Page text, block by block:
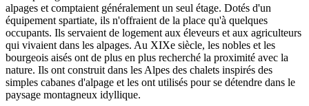
alpages et comptaient généralement un seul étage. Dotés d'un
équipement spartiate, ils n'offraient de la place qu'à quelques
occupants. Ils servaient de logement aux éleveurs et aux agriculteurs
qui vivaient dans les alpages. Au XIXe siècle, les nobles et les
bourgeois aisés ont de plus en plus recherché la proximité avec la
nature. Ils ont construit dans les Alpes des chalets inspirés des
simples cabanes d'alpage et les ont utilisés pour se détendre dans le
paysage montagneux idyllique.